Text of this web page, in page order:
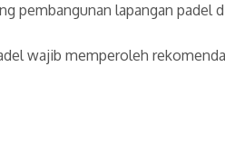
pembangunan lapangan padel
wajib memperoleh